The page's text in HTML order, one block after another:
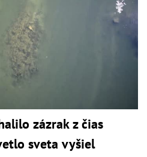
zázrak z čias
sveta vyšiel